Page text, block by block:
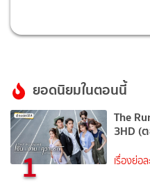
ยอดนิยมในตอนนี้
1
The
3HD (
เรื่องย่อ